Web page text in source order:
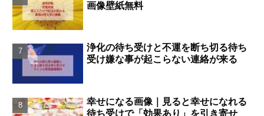
画像壁紙無料
浄化の待ち受けと不運を断ち切る待ち
受け嫌な事が起こらない連絡が来る
幸せになる画像｜見ると幸せになれる
待ち受けで「効果あり」を引き寄せ